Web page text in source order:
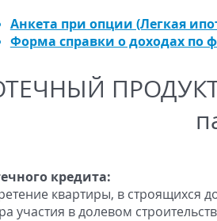
Анкета при опции (Легкая
Форма справки о доходах по
ПРОДУКТ
кредита:
квартиры, в строящихся
участия в долевом